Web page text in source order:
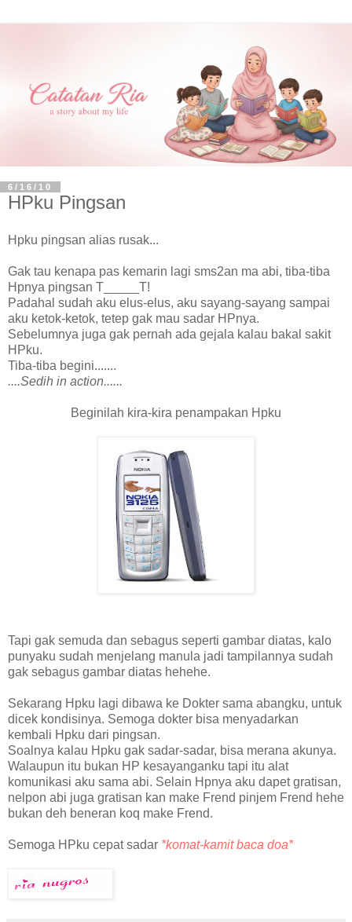
6/16/10
HPku Pingsan
Hpku pingsan alias rusak...
Gak tau kenapa pas kemarin lagi sms2an ma abi, tiba-tiba
Hpnya pingsan T_____T!
Padahal sudah aku elus-elus, aku sayang-sayang sampai
aku ketok-ketok, tetep gak mau sadar HPnya.
Sebelumnya juga gak pernah ada gejala kalau bakal sakit
HPku.
Tiba-tiba begini.......
....Sedih in action......
Beginilah kira-kira penampakan Hpku
Tapi gak semuda dan sebagus seperti gambar diatas, kalo
punyaku sudah menjelang manula jadi tampilannya sudah
gak sebagus gambar diatas hehehe.
Sekarang Hpku lagi dibawa ke Dokter sama abangku, untuk
dicek kondisinya. Semoga dokter bisa menyadarkan
kembali Hpku dari pingsan.
Soalnya kalau Hpku gak sadar-sadar, bisa merana akunya.
Walaupun itu bukan HP kesayanganku tapi itu alat
komunikasi aku sama abi. Selain Hpnya aku dapet gratisan,
nelpon abi juga gratisan kan make Frend pinjem Frend hehe
bukan deh beneran koq make Frend.
Semoga HPku cepat sadar *komat-kamit baca doa*